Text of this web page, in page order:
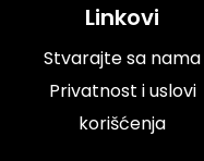
Linkovi
Stvarajte sa nama
Privatnost i uslovi
korišćenja